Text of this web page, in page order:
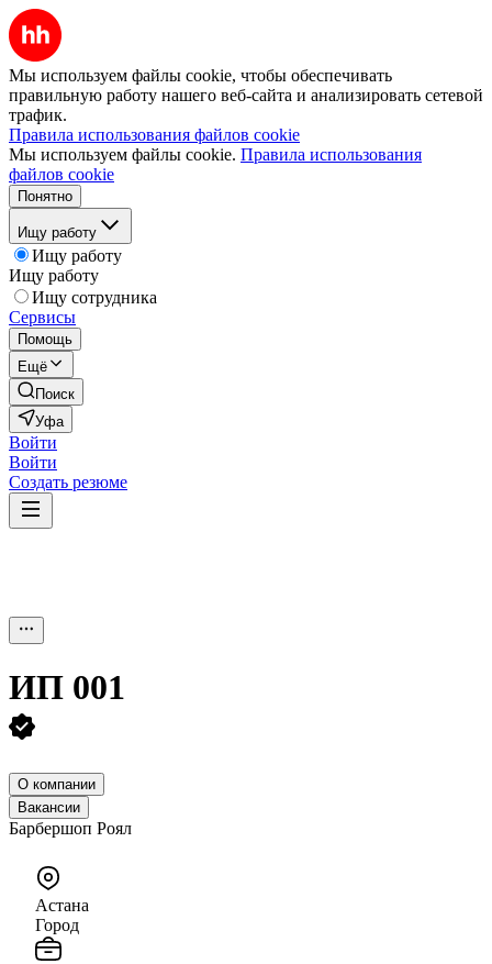
Мы используем файлы cookie, чтобы обеспечивать
правильную работу нашего веб-сайта и анализировать сетевой
трафик.
Правила использования файлов cookie
Мы используем файлы cookie. Правила использования
файлов cookie
Понятно
Ищу работу
Ищу работу
Ищу работу
Ищу сотрудника
Сервисы
Помощь
Ещё
Поиск
Уфа
Войти
Войти
Создать резюме
ИП 001
О компании
Вакансии
Барбершоп Роял
Астана
Город